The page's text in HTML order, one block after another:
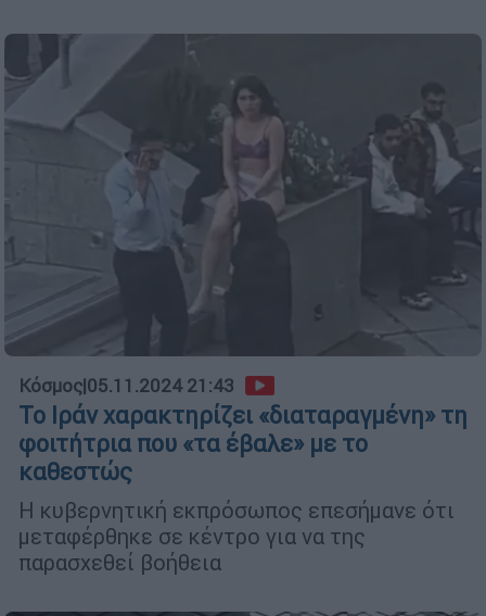
Κόσμος|05.11.2024 21:43
To Ιράν χαρακτηρίζει «διαταραγμένη» τη
φοιτήτρια που «τα έβαλε» με το
καθεστώς
Η κυβερνητική εκπρόσωπος επεσήμανε ότι
μεταφέρθηκε σε κέντρο για να της
παρασχεθεί βοήθεια